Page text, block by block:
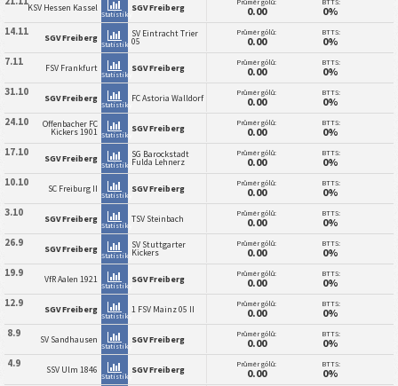
KSV Hessen Kassel
Statistiky
SGV Freiberg 0.00 0%
14.11 SGV Freiberg
Statistiky
SV Eintracht Trier
05
Průměr gólů:
0.00
BTTS:
0%
7.11 FSV Frankfurt
Statistiky
SGV Freiberg Průměr gólů:
0.00
BTTS:
0%
31.10 SGV Freiberg
Statistiky
FC Astoria Walldorf Průměr gólů:
0.00
BTTS:
0%
24.10 Offenbacher FC
Kickers 1901 Statistiky
SGV Freiberg Průměr gólů:
0.00
BTTS:
0%
17.10 SGV Freiberg
Statistiky
SG Barockstadt
Fulda Lehnerz
Průměr gólů:
0.00
BTTS:
0%
10.10 SC Freiburg II
Statistiky
SGV Freiberg Průměr gólů:
0.00
BTTS:
0%
3.10 SGV Freiberg
Statistiky
TSV Steinbach Průměr gólů:
0.00
BTTS:
0%
26.9 SGV Freiberg
Statistiky
SV Stuttgarter
Kickers
Průměr gólů:
0.00
BTTS:
0%
19.9 VfR Aalen 1921
Statistiky
SGV Freiberg Průměr gólů:
0.00
BTTS:
0%
12.9 SGV Freiberg
Statistiky
1 FSV Mainz 05 II Průměr gólů:
0.00
BTTS:
0%
8.9 SV Sandhausen
Statistiky
SGV Freiberg Průměr gólů:
0.00
BTTS:
0%
4.9 SSV Ulm 1846
Statistiky
SGV Freiberg Průměr gólů:
0.00
BTTS:
0%